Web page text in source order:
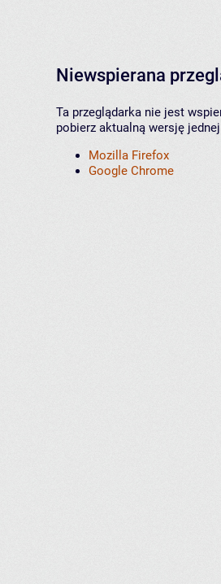
Niewspierana
Ta przeglądarka nie jest
pobierz aktualną wersję
Mozilla Firefox
Google Chrome